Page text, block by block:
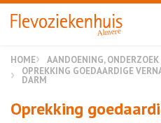
Almere
HOME
AANDOENING,
OPREKKING GOEDAARDIGE
DARM
Oprekking